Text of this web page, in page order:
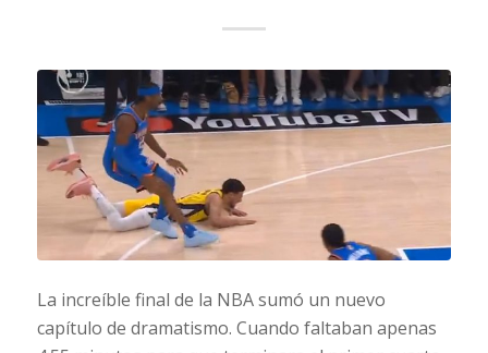
La increíble final de la NBA sumó un nuevo
capítulo de dramatismo. Cuando faltaban apenas